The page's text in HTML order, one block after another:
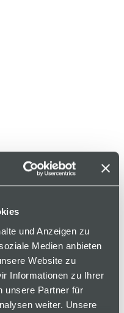
und Anzeigen zu
Medien anbieten
Website zu
Informationen zu Ihrer
unsere Partner für
weiter. Unsere